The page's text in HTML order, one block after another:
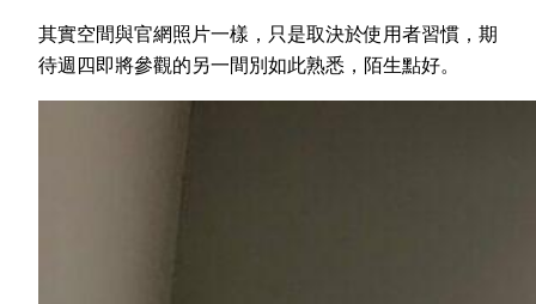
其實空間與官網照片一樣，只是取決於使用者習慣，期
待週四即將參觀的另一間別如此熟悉，陌生點好。